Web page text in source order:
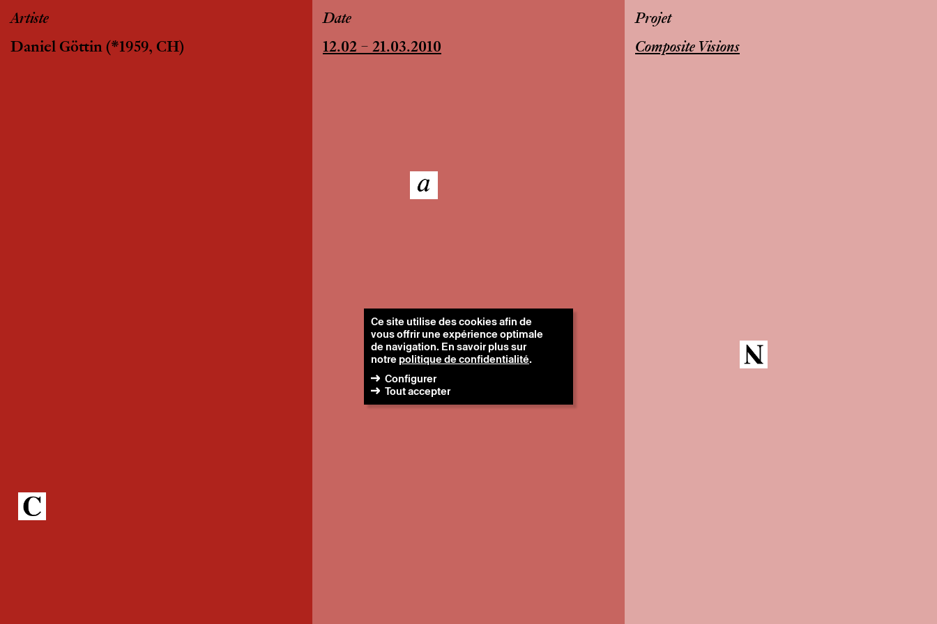
Artiste
Daniel Göttin (*1959, CH)
Date
12.02 – 21.03.2010
Projet
Composite Visions
Ce site utilise des cookies afin de
vous offrir une expérience optimale
de navigation. En savoir plus sur
notrepolitique de confidentialité.
Configurer
Tout accepter